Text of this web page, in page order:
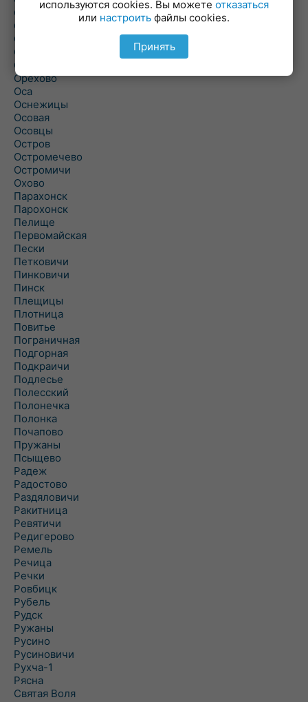
Ольманы
Ольпень
Ольшаны
Омельная
Ополь
Орехово
Оса
Оснежицы
Осовая
Осовцы
Остров
Остромечево
Остромичи
Охово
Парахонск
Парохонск
Пелище
Первомайская
Пески
Петковичи
Пинковичи
Пинск
Плещицы
Плотница
Повитье
Пограничная
Подгорная
Подкраичи
Подлесье
Полесский
Полонечка
Полонка
Почапово
Пружаны
Псыщево
Радеж
Радостово
Раздяловичи
Ракитница
Ревятичи
Редигерово
Ремель
Речица
Речки
Ровбицк
Рубель
Рудск
Ружаны
Русино
Русиновичи
Рухча-1
Рясна
Святая Воля
используются cookies. Вы можете отказаться
или настроить файлы cookies.
Принять